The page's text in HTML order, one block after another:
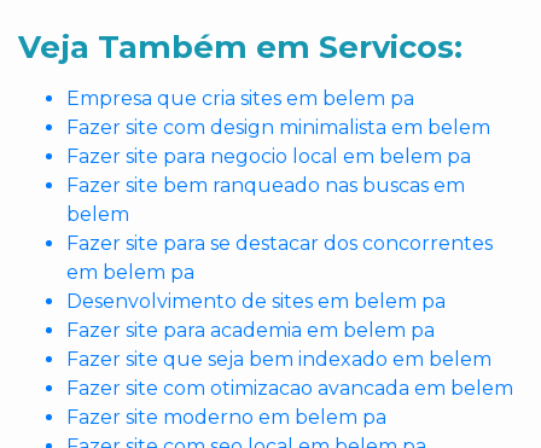
Veja Também em Servicos:
Empresa que cria sites em belem pa
Fazer site com design minimalista em belem
Fazer site para negocio local em belem pa
Fazer site bem ranqueado nas buscas em
belem
Fazer site para se destacar dos concorrentes
em belem pa
Desenvolvimento de sites em belem pa
Fazer site para academia em belem pa
Fazer site que seja bem indexado em belem
Fazer site com otimizacao avancada em belem
Fazer site moderno em belem pa